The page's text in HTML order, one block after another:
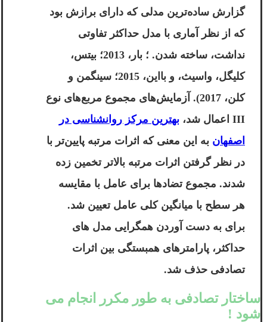
گزارش ساده‌ترین مدلی که دارای برازش بود
که از نظر آماری با مدل حداکثر تفاوتی
نداشت، ساخته شدن. ؛ بار، 2013؛ بیتس،
کلیگل، واسیث، و بااین، 2015؛ سینگمن و
کلن، 2017). آزمایش‌های مجموع مربع‌های نوع
III اعمال شد،
بهترین مرکز روانشناسی در
اصفهان به این معنی که اثرات مرتبه پایین‌تر با
در نظر گرفتن اثرات مرتبه بالاتر تخمین زده
شدند. مجموع تضادها برای عامل با مقایسه
هر سطح با میانگین کلی عامل تعیین شد.
برای به دست آوردن همگرایی مدل های
حداکثر، پارامترهای همبستگی بین اثرات
تصادفی حذف شد.
ساختار تصادفی به طور مکرر انجام می
شود !